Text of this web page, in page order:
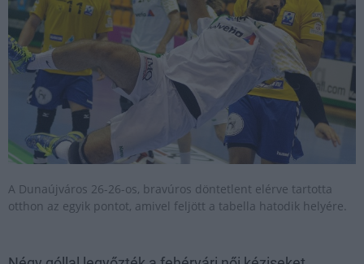
A Dunaújváros 26-26-os, bravúros döntetlent elérve tartotta
otthon az egyik pontot, amivel feljött a tabella hatodik helyére.